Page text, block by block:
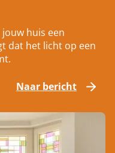
huis een
dat het licht op een
Naar bericht